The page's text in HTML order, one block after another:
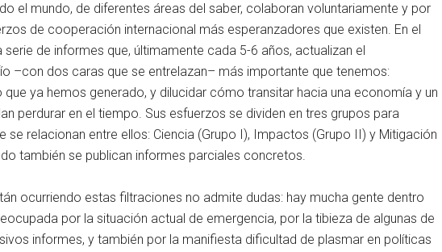
el mundo, de diferentes áreas del saber, colaboran voluntariamente y por
de cooperación internacional más esperanzadores que existen. En el
serie de informes que, últimamente cada 5-6 años, actualizan el
–con dos caras que se entrelazan– más importante que tenemos:
ya hemos generado, y dilucidar cómo transitar hacia una economía y un
perdurar en el tiempo. Sus esfuerzos se dividen en tres grupos para
se relacionan entre ellos: Ciencia (Grupo I), Impactos (Grupo II) y Mitigación
también se publican informes parciales concretos.
ocurriendo estas filtraciones no admite dudas: hay mucha gente dentro
por la situación actual de emergencia, por la tibieza de algunas de
informes, y también por la manifiesta dificultad de plasmar en políticas